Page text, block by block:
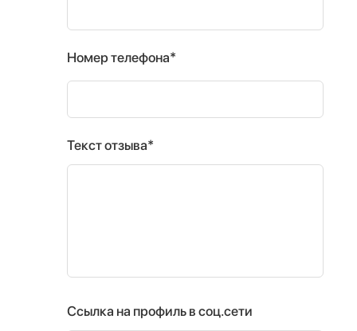
Номер телефона*
Текст отзыва*
Ссылка на профиль в соц.сети